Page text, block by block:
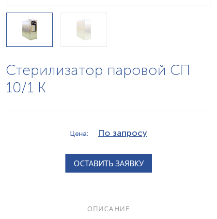
Стерилизатор паровой СП
10/1 К
Цена: По запросу
ОСТАВИТЬ ЗАЯВКУ
ОПИСАНИЕ